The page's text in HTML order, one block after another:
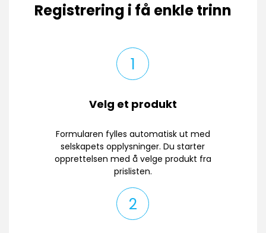
Registrering i få enkle trinn
1
Velg et produkt
Formularen fylles automatisk ut med
selskapets opplysninger. Du starter
opprettelsen med å velge produkt fra
prislisten.
2